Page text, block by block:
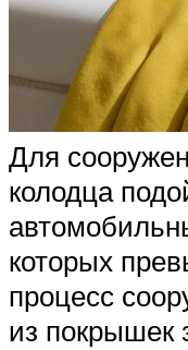
Для
колодца
которых
процесс
из покрышек